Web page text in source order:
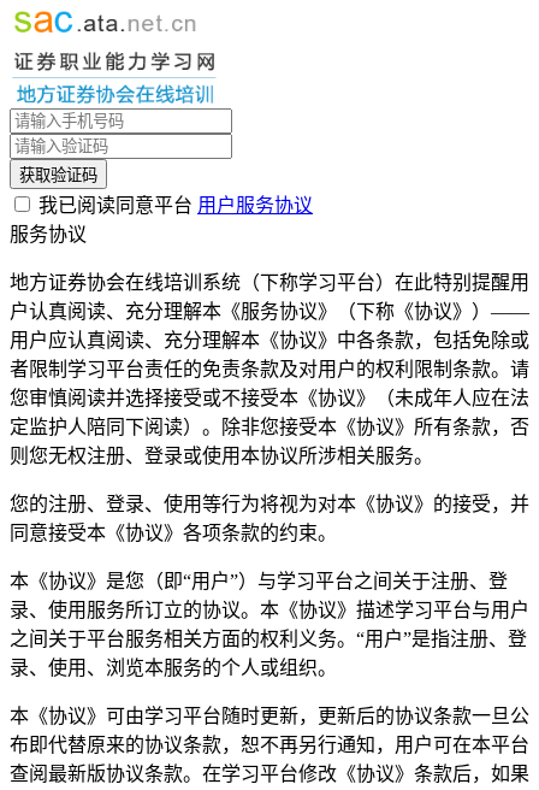
获取验证码
我已阅读同意平台 用户服务协议
服务协议
地方证券协会在线培训系统（下称学习平台）在此特别提醒用
户认真阅读、充分理解本《服务协议》（下称《协议》）——
用户应认真阅读、充分理解本《协议》中各条款，包括免除或
者限制学习平台责任的免责条款及对用户的权利限制条款。请
您审慎阅读并选择接受或不接受本《协议》（未成年人应在法
定监护人陪同下阅读）。除非您接受本《协议》所有条款，否
则您无权注册、登录或使用本协议所涉相关服务。
您的注册、登录、使用等行为将视为对本《协议》的接受，并
同意接受本《协议》各项条款的约束。
本《协议》是您（即“用户”）与学习平台之间关于注册、登
录、使用服务所订立的协议。本《协议》描述学习平台与用户
之间关于平台服务相关方面的权利义务。“用户”是指注册、登
录、使用、浏览本服务的个人或组织。
本《协议》可由学习平台随时更新，更新后的协议条款一旦公
布即代替原来的协议条款，恕不再另行通知，用户可在本平台
查阅最新版协议条款。在学习平台修改《协议》条款后，如果